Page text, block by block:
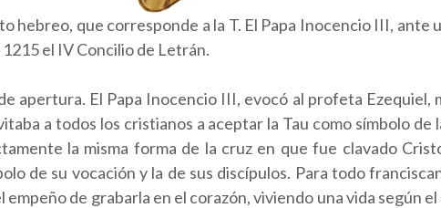
hebreo, que corresponde a la T. El Papa Inocencio III, ante
el IV Concilio de Letrán.
El Papa Inocencio III, evocó al profeta Ezequiel,
a todos los cristianos a aceptar la Tau como símbolo
la misma forma de la cruz en que fue clavado
de su vocación y la de sus discípulos. Para todo
de grabarla en el corazón, viviendo una vida según